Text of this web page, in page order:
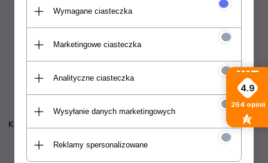
Kask Mystic Vandal (sand) 2026
Produkt dostępny!
Kask Mystic Vandal (navy) 2026
Wymagane ciasteczka
Marketingowe ciasteczka
Analityczne ciasteczka
Wysyłanie danych marketingowych
Reklamy spersonalizowane
4.9
264 opinii